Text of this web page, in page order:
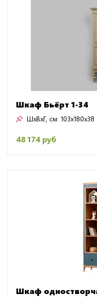
Шкаф Бьёрт 1-34
ШxВxГ, см: 103x180x38
48 174 руб
Шкаф